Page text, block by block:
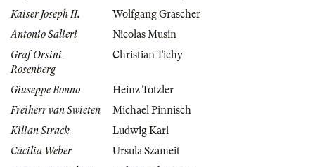
Kaiser Joseph II.
Wolfgang Grascher
Antonio Salieri
Nicolas Musin
Graf Orsini-
Rosenberg
Christian Tichy
Giuseppe Bonno
Heinz Totzler
Freiherr van Swieten
Michael Pinnisch
Kilian Strack
Ludwig Karl
Cäcilia Weber
Ursula Szameit